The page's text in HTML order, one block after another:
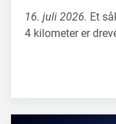
16. juli 2026. Et
4 kilometer er